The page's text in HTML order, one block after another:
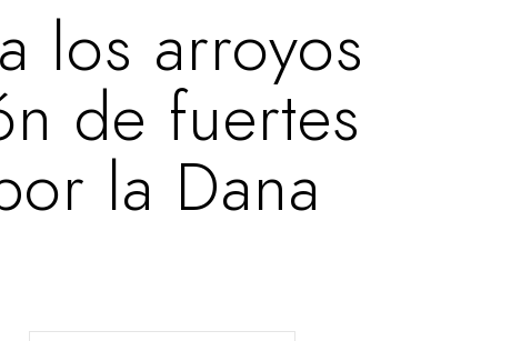
los arroyos
de fuertes
la Dana